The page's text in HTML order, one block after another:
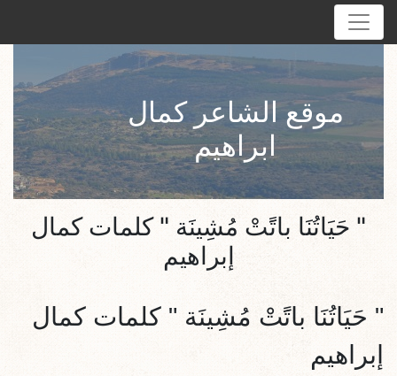
موقع الشاعر كمال
ابراهيم
" حَيَاتُنَا باتًَتْ مُشِينَة " كلمات كمال
إبراهيم
" حَيَاتُنَا باتًَتْ مُشِينَة " كلمات كمال
إبراهيم